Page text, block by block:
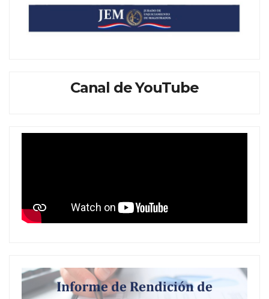
Canal de YouTube